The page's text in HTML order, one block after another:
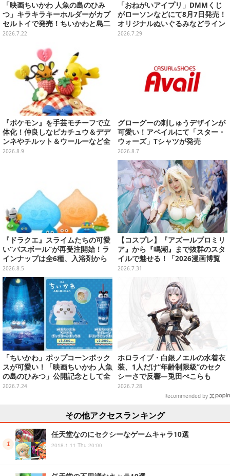
「映画ちいかわ 人魚の島のひみ
つ」キラキラキーホルダーがカプ
セルトイで発売！ちいかわと島二
郎など全8種、2個セットのスペシ
2026.7.22
「おねがいアイプリ」DMMくじ
がローソンなどにて8月7日発売！
オリジナルぬいぐるみなどライン
ナップ、各等賞にスペシャルアイ
2026.7.29
『ポケモン』を手芸モチーフで立
体化！仲良しなピカチュウ＆デデ
ンネやチルット＆ウールーなど全
6種
2026.8.9
グローグーの刺しゅうデザインが
可愛い！アベイルにて「スター・
ウォーズ」Tシャツが発売
2026.8.7
『ドラクエ』スライムたちの可愛
い“バスボール”が再受注開始！ラ
インナップは全6種、入浴剤から
モンスターのフィギュアが出てく
る
2026.8.5
【コスプレ】『アズールプロミリ
ア』から『鳴潮』まで抜群のスタ
イルで魅せる！「2026漫画博覧
会」百花繚乱の台湾美女12選【写
2026.7.31
「ちいかわ」ポップコーンボック
スが可愛い！「映画ちいかわ 人魚
の島のひみつ」公開記念として全
国劇場で販売、セイレーンドリン
2026.7.24
ホロライブ・白銀ノエルの水着衣
装、1人だけ“年齢制限級”のセク
シーさで反響―兎田ぺこらも
「こ、こんなことが許されていい
のか？」と興奮隠せず
2026.7.28
Recommended by
その他アクセスランキング
任天堂なのにセクシーなゲームキャラ10選
2018.1.11 Thu 20:00